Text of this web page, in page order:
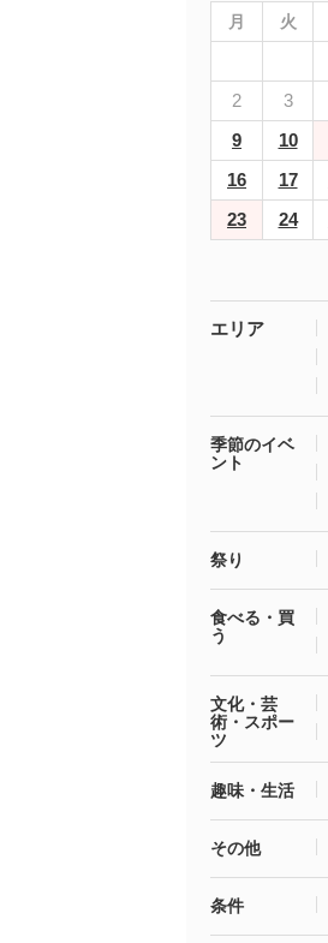
月 火
2
3
9
10
16
17
23
24
エリア
季節のイベ
ント
祭り
食べる・買
う
文化・芸
術・スポー
ツ
趣味・生活
その他
条件